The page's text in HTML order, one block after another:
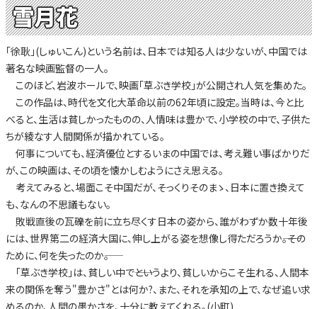
雪月花
「徐耿」(しゅいこん)という名前は、日本では知る人は少ないが、中国では
著名な映画監督の一人。
このほど、岩波ホールで、映画「草ぶき学校」が公開され人気を集めた。
この作品は、時代を文化大革命以前の62年頃に設定。当時は、今と比
べると、生活は貧しかったものの、人情味は豊かで、小学校の中で、子供た
ちが綾なす人間関係が描かれている。
何事についても、経済優位とするいまの中国では、考え難い事ばかりだ
が、この映画は、その頃を懐かしむようにさえ思える。
考えてみると、場面こそ中国だが、そっくりそのまゝ、日本に置き換えて
も、なんの不思議もない。
敗戦直後の瓦礫を前に立ち尽くす日本の姿から、誰がわずか数十年後
には、世界第二の経済大国に、伸し上がる姿を想像し得ただろうか――。その
ために、何を失ったのか――。
「草ぶき学校」は、貧しい中で――というより、貧しいからこそ生れる、人間本
来の関係を奪う"豊かさ"とは何か?、また、それを承知の上で、なぜ追い求